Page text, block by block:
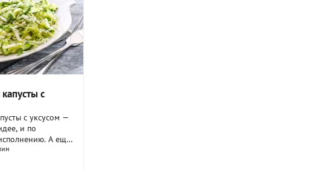
с
с уксусом —
и по
А еще
так как
целей. Если